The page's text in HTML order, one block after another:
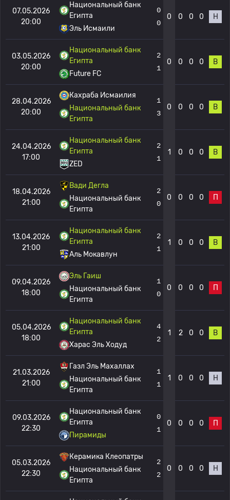
07.05.2026
20:00
Национальный банк
Египта
Эль Исмаили
0
0
0 0 0 0 Н
03.05.2026
20:00
Национальный банк
Египта
Future FC
2
1
0 0 0 0 В
28.04.2026
20:00
Кахраба Исмаилия
Национальный банк
Египта
1
3
0 0 0 0 В
24.04.2026
17:00
Национальный банк
Египта
ZED
2
1
1 0 0 0 В
18.04.2026
21:00
Вади Дегла
Национальный банк
Египта
2
0
0 0 0 0 П
13.04.2026
21:00
Национальный банк
Египта
Аль Мокавлун
2
1
1 0 0 0 В
09.04.2026
18:00
Эль Гаиш
Национальный банк
Египта
1
0
0 0 0 0 П
05.04.2026
18:00
Национальный банк
Египта
Харас Эль Ходуд
4
2
1 2 0 0 В
21.03.2026
21:00
Газл Эль Махаллах
Национальный банк
Египта
1
1
1 0 0 0 Н
09.03.2026
22:30
Национальный банк
Египта
Пирамиды
0
1
0 0 0 0 П
05.03.2026
22:30
Керамика Клеопатры
Национальный банк
Египта
2
2
0 0 0 0 Н